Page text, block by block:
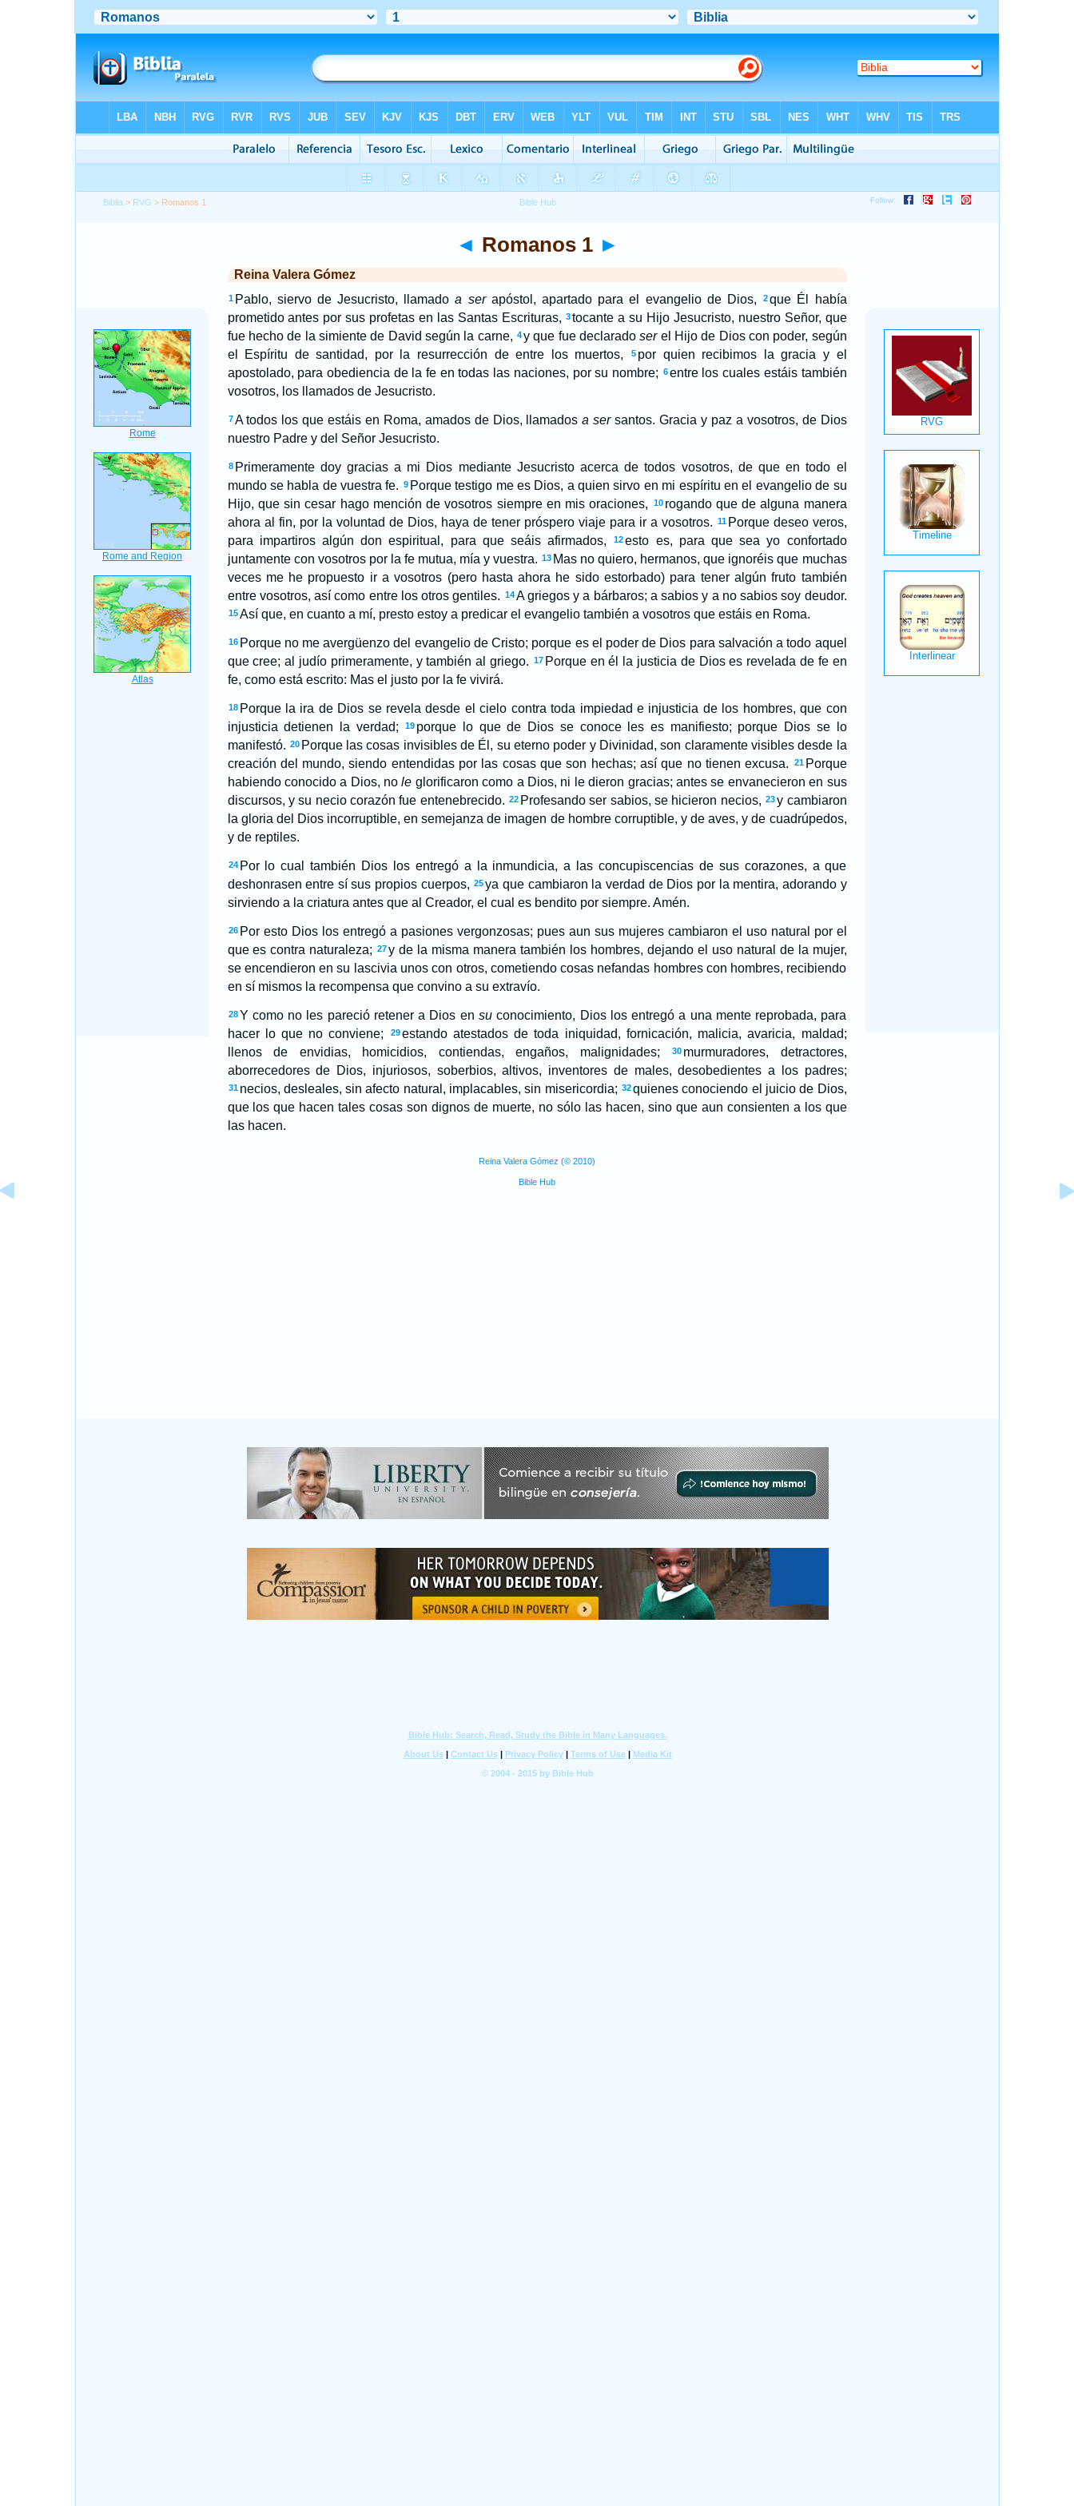
Biblia > RVG > Romanos 1
◄ Romanos 1 ►
Reina Valera Gómez
1 Pablo, siervo de Jesucristo, llamadoa serapóstol, apartado para el evangelio de Dios, 2que Él había
prometido antes por sus profetas en las Santas Escrituras, 3tocante a su Hijo Jesucristo, nuestro Señor, que
fue hecho de la simiente de David según la carne, 4y que fue declaradoserel Hijo de Dios con poder, según
el Espíritu de santidad, por la resurrección de entre los muertos,
5 por quien recibimos la gracia y el
apostolado, para obediencia de la fe en todas las naciones, por su nombre; 6entre los cuales estáis también
vosotros, los llamados de Jesucristo.
7 A todos los que estáis en Roma, amados de Dios, llamadosa sersantos. Gracia y paz a vosotros, de Dios
nuestro Padre y del Señor Jesucristo.
8 Primeramente doy gracias a mi Dios mediante Jesucristo acerca de todos vosotros, de que en todo el
mundo se habla de vuestra fe. 9 Porque testigo me es Dios, a quien sirvo en mi espíritu en el evangelio de su
Hijo, que sin cesar hago mención de vosotros siempre en mis oraciones,
10 rogando que de alguna manera
ahora al fin, por la voluntad de Dios, haya de tener próspero viaje para ir a vosotros. 11 Porque deseo veros,
para impartiros algún don espiritual, para que seáis afirmados,
12esto es, para que sea yo confortado
juntamente con vosotros por la fe mutua, mía y vuestra. 13 Mas no quiero, hermanos, que ignoréis que muchas
veces me he propuesto ir a vosotros (pero hasta ahora he sido estorbado) para tener algún fruto también
entre vosotros, así como entre los otros gentiles. 14 A griegos y a bárbaros; a sabios y a no sabios soy deudor.
15 Así que, en cuanto a mí, presto estoy a predicar el evangelio también a vosotros que estáis en Roma.
16 Porque no me avergüenzo del evangelio de Cristo; porque es el poder de Dios para salvación a todo aquel
que cree; al judío primeramente, y también al griego. 17 Porque en él la justicia de Dios es revelada de fe en
fe, como está escrito: Mas el justo por la fe vivirá.
18 Porque la ira de Dios se revela desde el cielo contra toda impiedad e injusticia de los hombres, que con
injusticia detienen la verdad;
19 porque lo que de Dios se conoce les es manifiesto; porque Dios se lo
manifestó. 20 Porque las cosas invisibles de Él, su eterno poder y Divinidad, son claramente visibles desde la
creación del mundo, siendo entendidas por las cosas que son hechas; así que no tienen excusa.
21 Porque
habiendo conocido a Dios, nole glorificaron como a Dios, ni le dieron gracias; antes se envanecieron en sus
discursos, y su necio corazón fue entenebrecido. 22 Profesando ser sabios, se hicieron necios, 23y cambiaron
la gloria del Dios incorruptible, en semejanza de imagen de hombre corruptible, y de aves, y de cuadrúpedos,
y de reptiles.
24 Por lo cual también Dios los entregó a la inmundicia, a las concupiscencias de sus corazones, a que
deshonrasen entre sí sus propios cuerpos, 25 ya que cambiaron la verdad de Dios por la mentira, adorando y
sirviendo a la criatura antes que al Creador, el cual es bendito por siempre. Amén.
26 Por esto Dios los entregó a pasiones vergonzosas; pues aun sus mujeres cambiaron el uso natural por el
que es contra naturaleza;
27y de la misma manera también los hombres, dejando el uso natural de la mujer,
se encendieron en su lascivia unos con otros, cometiendo cosas nefandas hombres con hombres, recibiendo
en sí mismos la recompensa que convino a su extravío.
28 Y como no les pareció retener a Dios en su conocimiento, Dios los entregó a una mente reprobada, para
hacer lo que no conviene;
29estando atestados de toda iniquidad, fornicación, malicia, avaricia, maldad;
llenos de envidias, homicidios, contiendas, engaños, malignidades;
30 murmuradores, detractores,
aborrecedores de Dios, injuriosos, soberbios, altivos, inventores de males, desobedientes a los padres;
31 necios, desleales, sin afecto natural, implacables, sin misericordia; 32quienes conociendo el juicio de Dios,
que los que hacen tales cosas son dignos de muerte, no sólo las hacen, sino que aun consienten a los que
las hacen.
Reina Valera Gómez (© 2010)
Bible Hub